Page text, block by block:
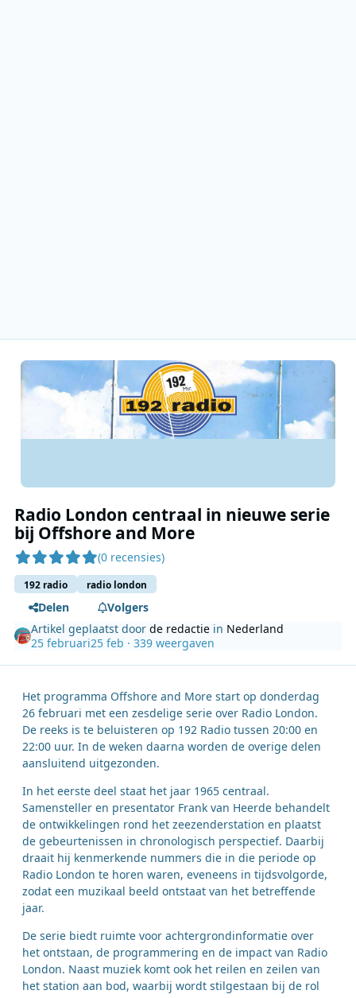
Radio London centraal in nieuwe serie
bij Offshore and More
(0 recensies)
192 radio radio london
Delen
Volgers
Artikel geplaatst doorde redactie in Nederland
25 februari25 feb · 339 weergaven
Het programma Offshore and More start op donderdag
26 februari met een zesdelige serie over Radio London.
De reeks is te beluisteren op 192 Radio tussen 20:00 en
22:00 uur. In de weken daarna worden de overige delen
aansluitend uitgezonden.
In het eerste deel staat het jaar 1965 centraal.
Samensteller en presentator Frank van Heerde behandelt
de ontwikkelingen rond het zeezenderstation en plaatst
de gebeurtenissen in chronologisch perspectief. Daarbij
draait hij kenmerkende nummers die in die periode op
Radio London te horen waren, eveneens in tijdsvolgorde,
zodat een muzikaal beeld ontstaat van het betreffende
jaar.
De serie biedt ruimte voor achtergrondinformatie over
het ontstaan, de programmering en de impact van Radio
London. Naast muziek komt ook het reilen en zeilen van
het station aan bod, waarbij wordt stilgestaan bij de rol